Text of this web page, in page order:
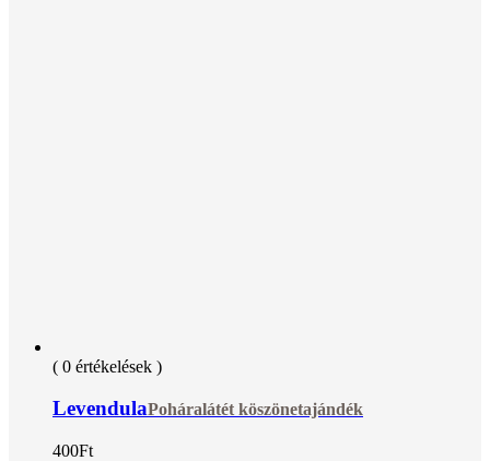
( 0 értékelések )
LevendulaPoháralátét köszönetajándék
400Ft